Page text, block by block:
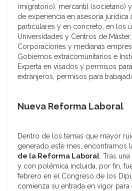
(migratorio), mercantil (societario)
de experiencia en asesoría jurídica
particulares y en concreto, en los
Universidades y Centros de
Corporaciones y medianas
Gobiernos extracomunitarios e
Experta en visados y permisos
extranjeros, permisos para
Nueva Reforma Laboral
Dentro de los temas que mayor
generado este mes, encontramos
de la Reforma Laboral. Tras
y con polémica incluida, por fin,
febrero en el Congreso de los
comienza su entrada en vigor para